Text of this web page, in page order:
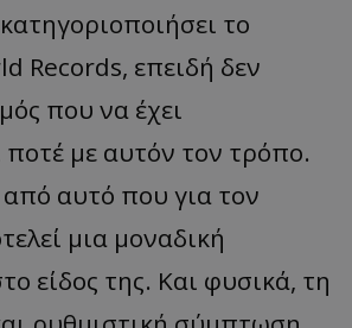
το
Records, επειδή δεν
που να έχει
ποτέ με αυτόν τον τρόπο.
αυτό που για τον
μια μοναδική
είδος της. Και φυσικά, τη